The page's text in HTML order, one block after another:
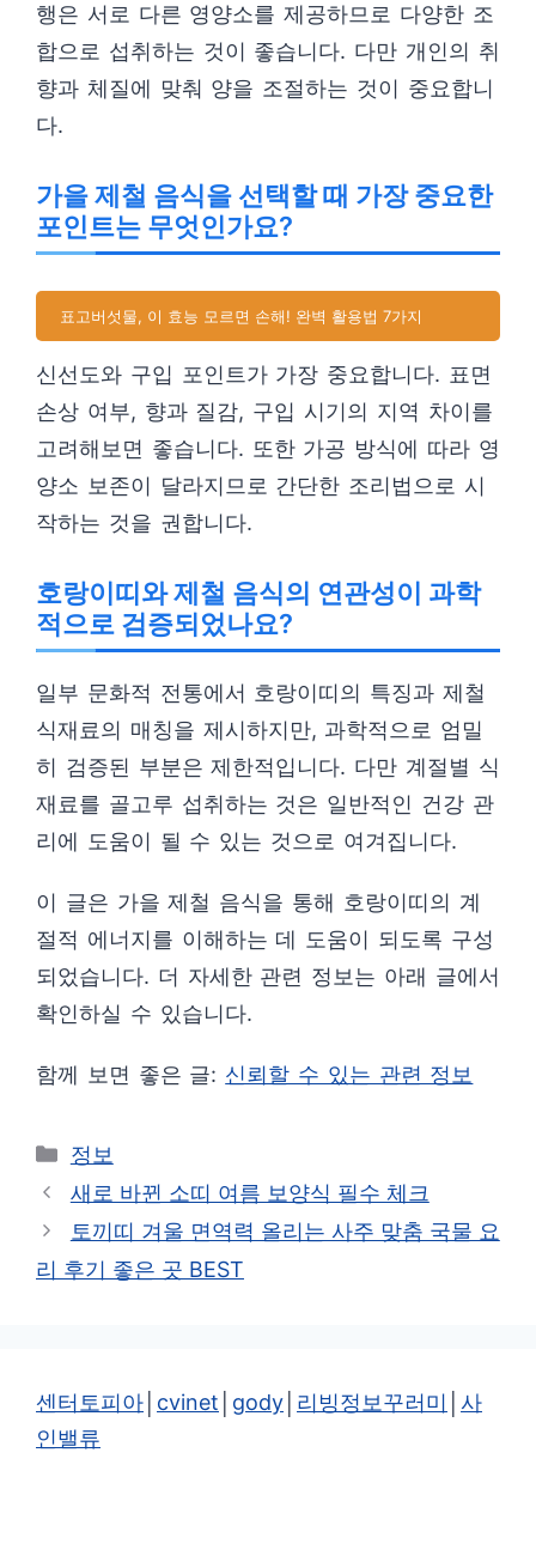
행은 서로 다른 영양소를 제공하므로 다양한 조
합으로 섭취하는 것이 좋습니다. 다만 개인의 취
향과 체질에 맞춰 양을 조절하는 것이 중요합니
다.
가을 제철 음식을 선택할 때 가장 중요한
포인트는 무엇인가요?
표고버섯물, 이 효능 모르면 손해! 완벽 활용법 7가지
신선도와 구입 포인트가 가장 중요합니다. 표면
손상 여부, 향과 질감, 구입 시기의 지역 차이를
고려해보면 좋습니다. 또한 가공 방식에 따라 영
양소 보존이 달라지므로 간단한 조리법으로 시
작하는 것을 권합니다.
호랑이띠와 제철 음식의 연관성이 과학
적으로 검증되었나요?
일부 문화적 전통에서 호랑이띠의 특징과 제철
식재료의 매칭을 제시하지만, 과학적으로 엄밀
히 검증된 부분은 제한적입니다. 다만 계절별 식
재료를 골고루 섭취하는 것은 일반적인 건강 관
리에 도움이 될 수 있는 것으로 여겨집니다.
이 글은 가을 제철 음식을 통해 호랑이띠의 계
절적 에너지를 이해하는 데 도움이 되도록 구성
되었습니다. 더 자세한 관련 정보는 아래 글에서
확인하실 수 있습니다.
함께 보면 좋은 글: 신뢰할 수 있는 관련 정보
카
테
리
정보
새로 바뀐 소띠 여름 보양식 필수 체크
토끼띠 겨울 면역력 올리는 사주 맞춤 국물 요
리 후기 좋은 곳 BEST
센터토피아 cvinet gody 리빙정보꾸러미
사
인밸류